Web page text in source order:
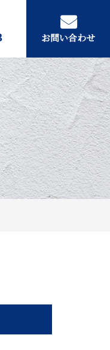
お問い合わせ